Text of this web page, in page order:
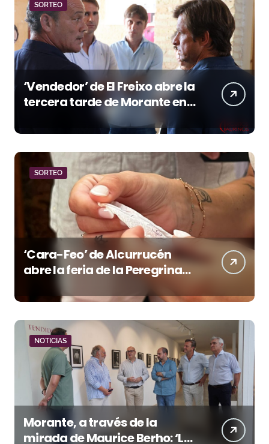
SORTEO
‘Vendedor’ de El Freixo abre la
tercera tarde de Morante en
la temporada portuense
SORTEO
‘Cara-Feo’ de Alcurrucén
abre la feria de la Peregrina
NOTICIAS
Morante, a través de la
mirada de Maurice Berho: ‘La